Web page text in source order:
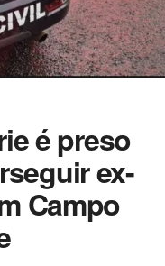
é preso
ex-
Campo